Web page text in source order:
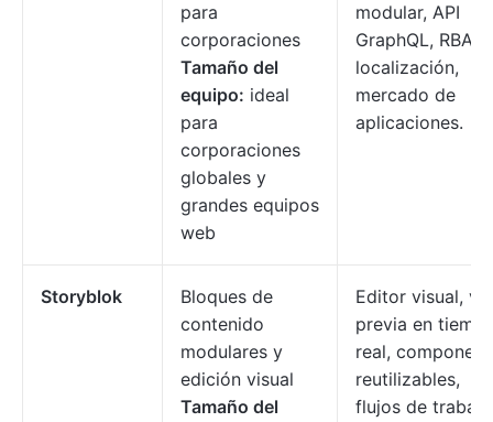
para
corporaciones
Tamaño del
equipo: ideal
para
corporaciones
globales y
grandes equipos
web
modular, API
GraphQL, RBAC,
localización,
mercado de
aplicaciones.
Storyblok
Bloques de
contenido
modulares y
edición visual
Tamaño del
Editor visual,
previa en
real,
reutilizables,
flujos de trabajo